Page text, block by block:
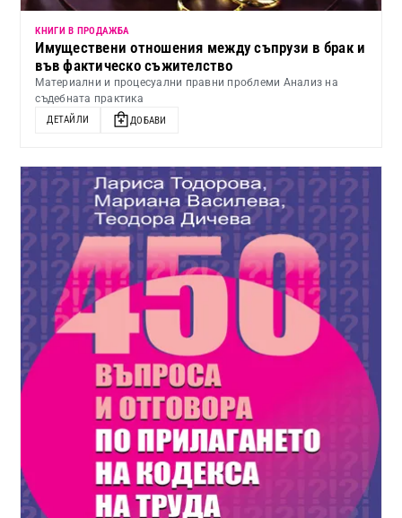
КНИГИ В ПРОДАЖБА
Имуществени отношения между съпрузи в брак и
във фактическо съжителство
Материални и процесуални правни проблеми Анализ на
съдебната практика
ДЕТАЙЛИ ДОБАВИ